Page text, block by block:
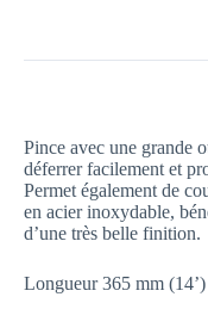
Pince avec une grande
déferrer facilement et
Permet également de
en acier inoxydable,
d’une très belle finition.
Longueur 365 mm